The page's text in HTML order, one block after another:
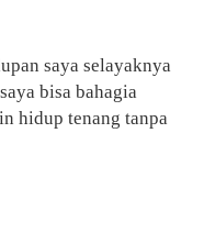
saya selayaknya
bisa bahagia
hidup tenang tanpa